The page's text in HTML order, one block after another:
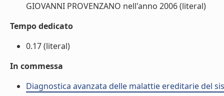
GIOVANNI PROVENZANO nell'anno 2006 (literal)
Tempo dedicato
0.17 (literal)
In commessa
Diagnostica avanzata delle malattie ereditarie del